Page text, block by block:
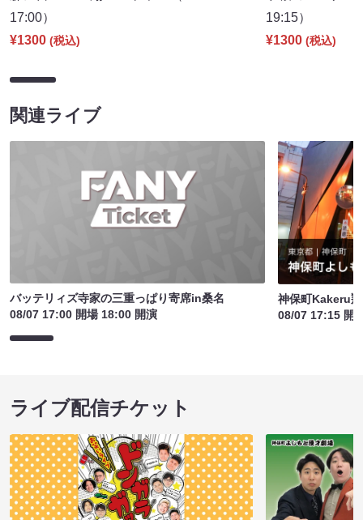
17:00）
¥1300 (税込)
19:15）
¥1300 (税込)
関連ライブ
バッテリィズ寺家の三重っぱり寄席in桑名
08/07 17:00 開場 18:00 開演
神保町Kakeru
08/07 17:15 開
ライブ配信チケット